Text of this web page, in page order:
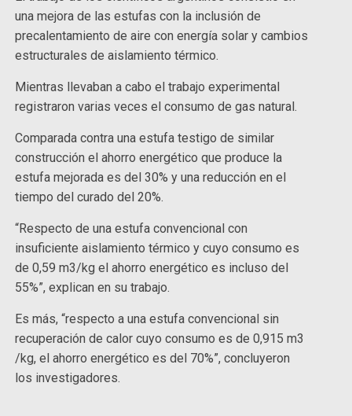
una mejora de las estufas con la inclusión de
precalentamiento de aire con energía solar y cambios
estructurales de aislamiento térmico.
Mientras llevaban a cabo el trabajo experimental
registraron varias veces el consumo de gas natural.
Comparada contra una estufa testigo de similar
construcción el ahorro energético que produce la
estufa mejorada es del 30% y una reducción en el
tiempo del curado del 20%.
“Respecto de una estufa convencional con
insuficiente aislamiento térmico y cuyo consumo es
de 0,59 m3/kg el ahorro energético es incluso del
55%”, explican en su trabajo.
Es más, “respecto a una estufa convencional sin
recuperación de calor cuyo consumo es de 0,915 m3
/kg, el ahorro energético es del 70%”, concluyeron
los investigadores.